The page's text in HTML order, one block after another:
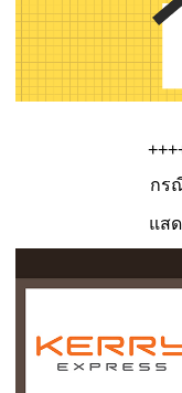
กร
แส